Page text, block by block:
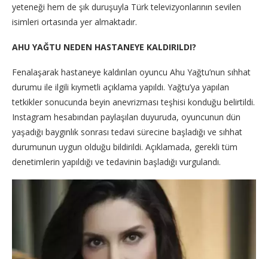
yeteneği hem de şık duruşuyla Türk televizyonlarının sevilen
isimleri ortasında yer almaktadır.
AHU YAĞTU NEDEN HASTANEYE KALDIRILDI?
Fenalaşarak hastaneye kaldırılan oyuncu Ahu Yağtu’nun sıhhat
durumu ile ilgili kıymetli açıklama yapıldı. Yağtu’ya yapılan
tetkikler sonucunda beyin anevrizması teşhisi konduğu belirtildi.
Instagram hesabından paylaşılan duyuruda, oyuncunun dün
yaşadığı baygınlık sonrası tedavi sürecine başladığı ve sıhhat
durumunun uygun olduğu bildirildi. Açıklamada, gerekli tüm
denetimlerin yapıldığı ve tedavinin başladığı vurgulandı.